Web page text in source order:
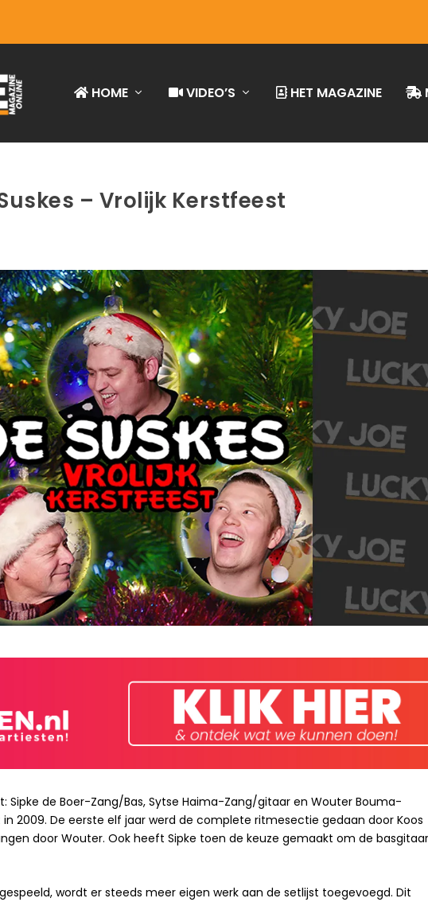
HOME VIDEO’S HET MAGAZINE
– Vrolijk Kerstfeest
Sipke de Boer-Zang/Bas, Sytse Haima-Zang/gitaar en Wouter Bouma-
2009. De eerste elf jaar werd de complete ritmesectie gedaan door Koos
door Wouter. Ook heeft Sipke toen de keuze gemaakt om de
wordt er steeds meer eigen werk aan de setlijst toegevoegd. Dit